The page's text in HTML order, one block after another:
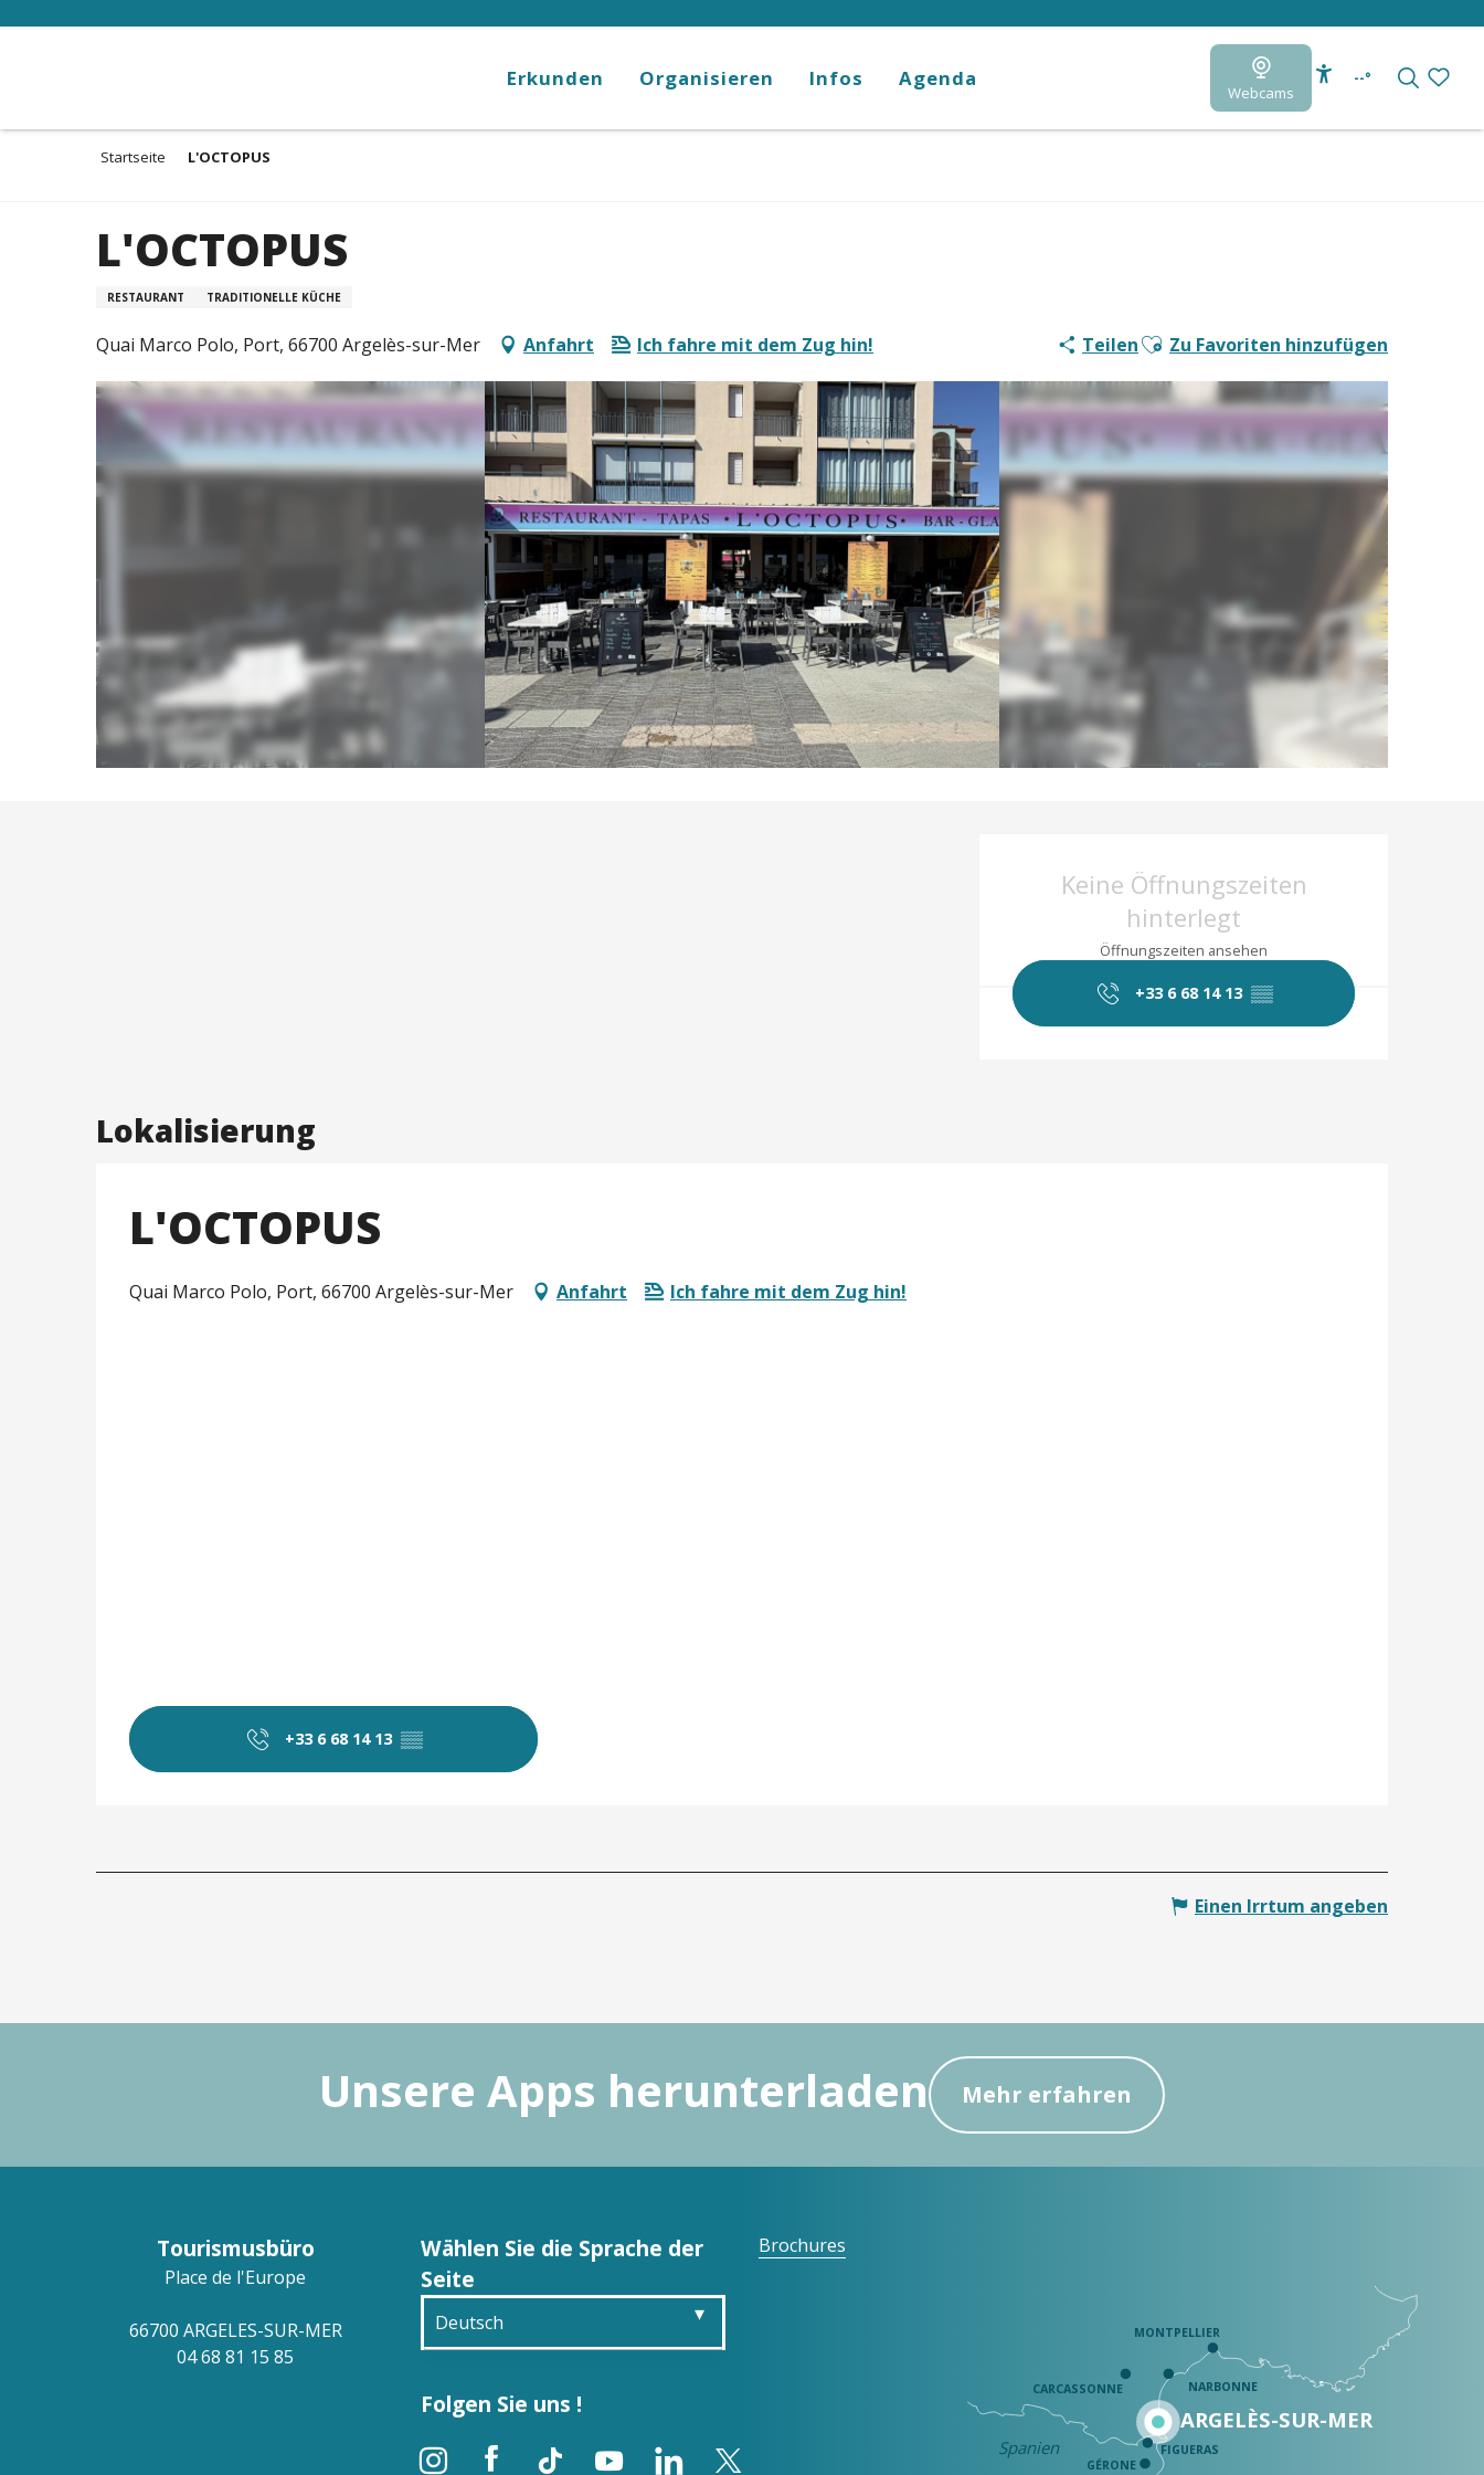
Webcams
--°
Erkunden Organisieren Infos Agenda
Startseite L'OCTOPUS
L'OCTOPUS
RESTAURANT TRADITIONELLE KÜCHE
Quai Marco Polo, Port, 66700 Argelès-sur-Mer Anfahrt Ich fahre mit dem Zug hin! TeilenAjouter aux favoris
Zu Favoriten hinzufügen
Öffnungszeiten &
Keine Öffnungszeiten
hinterlegt
Öffnungszeiten ansehen
+33 6 68 14 13 ▒▒
Lokalisierung
L'OCTOPUS
Quai Marco Polo, Port, 66700 Argelès-sur-Mer Anfahrt Ich fahre mit dem Zug hin!
+33 6 68 14 13 ▒▒
Einen Irrtum angeben
Unsere Apps herunterladen Mehr erfahren
Tourismusbüro
Place de l'Europe
66700 ARGELES-SUR-MER
04 68 81 15 85
Wählen Sie die Sprache der
Seite
Deutsch
Folgen Sie uns !
Brochures
ARGELÈS-SUR-MER
Spanien
MONTPELLIER
NARBONNE
FIGUERAS
GÉRONE
CARCASSONNE